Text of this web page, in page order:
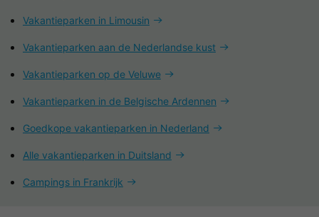
Vakantieparken in Limousin
Vakantieparken aan de Nederlandse kust
Vakantieparken op de Veluwe
Vakantieparken in de Belgische Ardennen
Goedkope vakantieparken in Nederland
Alle vakantieparken in Duitsland
Campings in Frankrijk